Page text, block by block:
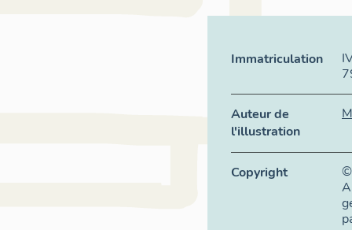
Immatriculation
Auteur de
l'illustration
Copyright
©